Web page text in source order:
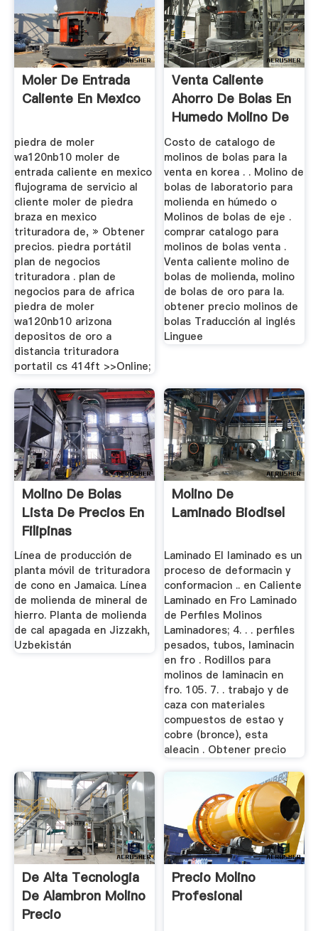
Moler De Entrada
Caliente En Mexico
piedra de moler
wa120nb10 moler de
entrada caliente en mexico
flujograma de servicio al
cliente moler de piedra
braza en mexico
trituradora de, » Obtener
precios. piedra portátil
plan de negocios
trituradora . plan de
negocios para de africa
piedra de moler
wa120nb10 arizona
depositos de oro a
distancia trituradora
portatil cs 414ft >>Online;
Venta Caliente
Ahorro De Bolas En
Humedo Molino De
Bolas ...
Costo de catalogo de
molinos de bolas para la
venta en korea . . Molino de
bolas de laboratorio para
molienda en húmedo o
Molinos de bolas de eje .
comprar catalogo para
molinos de bolas venta .
Venta caliente molino de
bolas de molienda, molino
de bolas de oro para la.
obtener precio molinos de
bolas Traducción al inglés
Linguee
Molino De Bolas
Lista De Precios En
Filipinas
Línea de producción de
planta móvil de trituradora
de cono en Jamaica. Línea
de molienda de mineral de
hierro. Planta de molienda
de cal apagada en Jizzakh,
Uzbekistán
Molino De
Laminado Biodisel
Laminado El laminado es un
proceso de deformacin y
conformacion .. en Caliente
Laminado en Fro Laminado
de Perfiles Molinos
Laminadores; 4. . . perfiles
pesados, tubos, laminacin
en fro . Rodillos para
molinos de laminacin en
fro. 105. 7. . trabajo y de
caza con materiales
compuestos de estao y
cobre (bronce), esta
aleacin . Obtener precio
De Alta Tecnologia
De Alambron Molino
Precio
Precio Molino
Profesional